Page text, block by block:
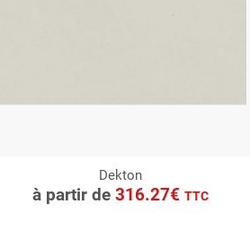
Dekton
à partir de316.27€TTC
CONSULTER
Demande de devis